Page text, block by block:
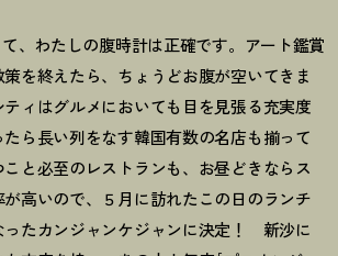
、わたしの腹時計は正確です。アート鑑賞
を終えたら、ちょうどお腹が空いてきま
ティはグルメにおいても目を見張る充実度
ら長い列をなす韓国有数の名店も揃って
と必至のレストランも、お昼どきならス
高いので、５月に訪れたこの日のランチ
たカンジャンケジャンに決定 ！
新沙に